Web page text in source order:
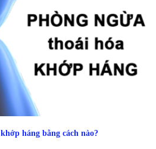
háng bằng cách nào?